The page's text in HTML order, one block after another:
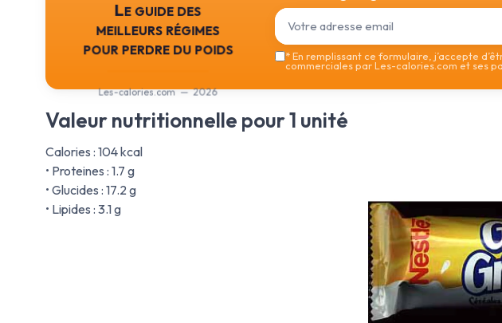
Le guide des
meilleurs régimes
pour perdre du poids
Les-calories.com — 2026
*En remplissant ce formulaire, j’accepte
commerciales par Les-calories.com et ses
Valeur nutritionnelle pour 1 unité
Calories : 104 kcal
• Proteines : 1.7 g
• Glucides : 17.2 g
• Lipides : 3.1 g